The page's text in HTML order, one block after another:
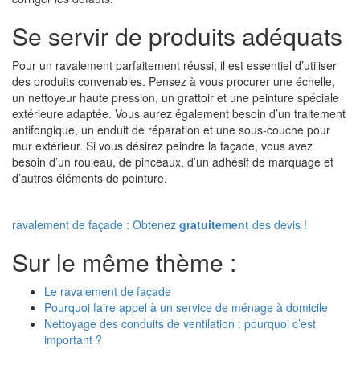
Se servir de produits adéquats
Pour un ravalement parfaitement réussi, il est essentiel d’utiliser
des produits convenables. Pensez à vous procurer une échelle,
un nettoyeur haute pression, un grattoir et une peinture spéciale
extérieure adaptée. Vous aurez également besoin d’un traitement
antifongique, un enduit de réparation et une sous-couche pour
mur extérieur. Si vous désirez peindre la façade, vous avez
besoin d’un rouleau, de pinceaux, d’un adhésif de marquage et
d’autres éléments de peinture.
ravalement de façade : Obtenez gratuitement des devis !
Sur le même thème :
Le ravalement de façade
Pourquoi faire appel à un service de ménage à domicile
Nettoyage des conduits de ventilation : pourquoi c’est
important ?